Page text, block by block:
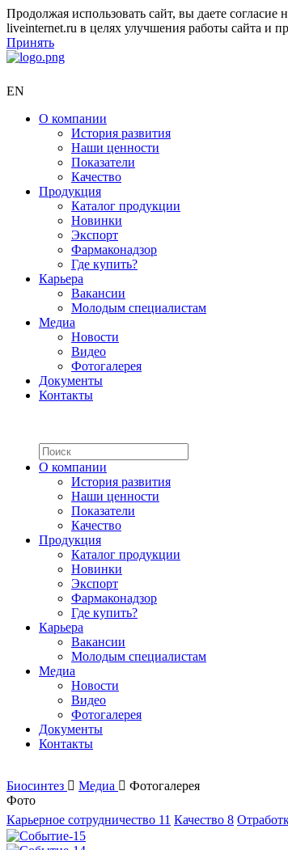
Продолжая использовать сайт, вы даете
liveinternet.ru в целях улучшения работы сайта и
Принять
EN
О компании
История развития
Наши ценности
Показатели
Качество
Продукция
Каталог продукции
Новинки
Экспорт
Фармаконадзор
Где купить?
Карьера
Вакансии
Молодым специалистам
Медиа
Новости
Видео
Фотогалерея
Документы
Контакты
О компании
История развития
Наши ценности
Показатели
Качество
Продукция
Каталог продукции
Новинки
Экспорт
Фармаконадзор
Где купить?
Карьера
Вакансии
Молодым специалистам
Медиа
Новости
Видео
Фотогалерея
Документы
Контакты
Биосинтез Медиа
Фотогалерея
Фото
Карьерное сотрудничество 11 Качество 8